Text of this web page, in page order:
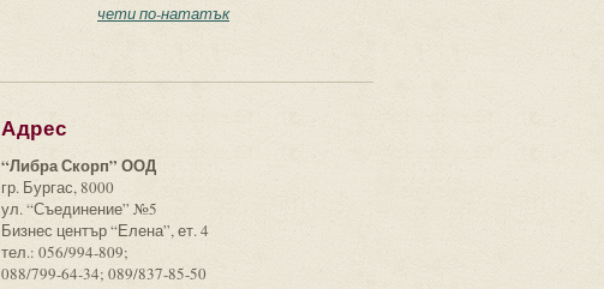
чети по-нататък
Адрес
“Либра Скорп” ООД
гр. Бургас, 8000
ул. “Съединение” №5
Бизнес център “Елена”, ет. 4
тел.: 056/994-809;
088/799-64-34; 089/837-85-50